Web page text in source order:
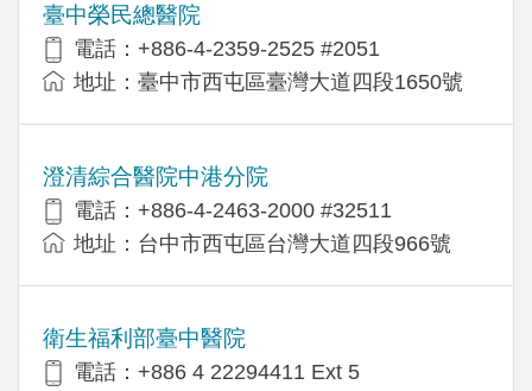
臺中榮民總醫院
電話：+886-4-2359-2525 #2051
地址：臺中市西屯區臺灣大道四段1650號
澄清綜合醫院中港分院
電話：+886-4-2463-2000 #32511
地址：台中市西屯區台灣大道四段966號
衛生福利部臺中醫院
電話：+886 4 22294411 Ext 5